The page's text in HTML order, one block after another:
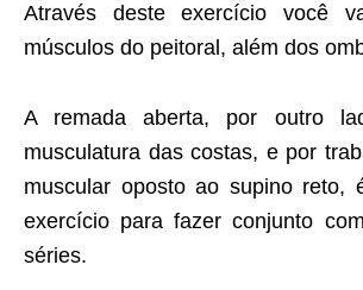
Através deste exercício você
músculos do peitoral, além dos
A remada aberta, por outro
musculatura das costas, e por
muscular oposto ao supino reto,
exercício para fazer conjunto
séries.